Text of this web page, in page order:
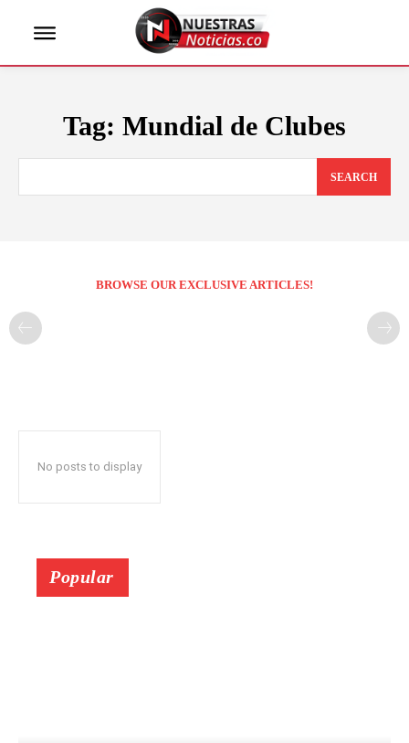
Tag: Mundial de Clubes
SEARCH
BROWSE OUR EXCLUSIVE ARTICLES!
No posts to display
Popular